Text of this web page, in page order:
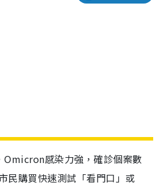
Omicron感染力強，確診個案數
民購買快速測試「看門口」或